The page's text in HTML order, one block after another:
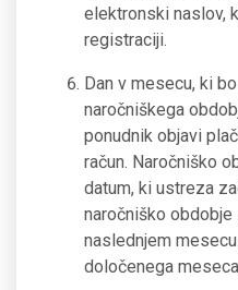
elektronski naslov,
registraciji.
Dan v mesecu, ki
naročniškega
ponudnik objavi
račun. Naročniško
datum, ki ustreza
naročniško
naslednjem
določenega